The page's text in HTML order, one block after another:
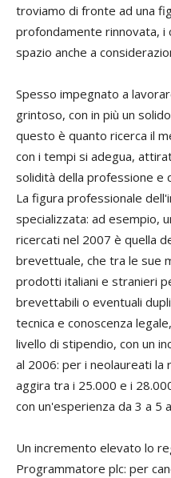
troviamo di fronte ad una
profondamente rinnovata, i
spazio anche a
Spesso impegnato a
grintoso, con in più un
questo è quanto ricerca il
con i tempi si adegua,
solidità della professione e
La figura professionale
specializzata: ad esempio,
ricercati nel 2007 è quella
brevettuale, che tra le sue
prodotti italiani e stranieri
brevettabili o eventuali
tecnica e conoscenza
livello di stipendio, con un
al 2006: per i neolaureati la
aggira tra i 25.000 e i
con un'esperienza da 3 a 5
Un incremento elevato lo
Programmatore plc: per